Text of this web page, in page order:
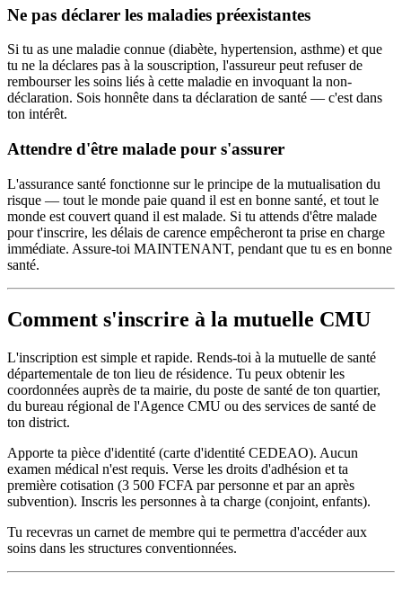
Ne pas déclarer les maladies préexistantes
Si tu as une maladie connue (diabète, hypertension, asthme) et que
tu ne la déclares pas à la souscription, l'assureur peut refuser de
rembourser les soins liés à cette maladie en invoquant la non-
déclaration. Sois honnête dans ta déclaration de santé — c'est dans
ton intérêt.
Attendre d'être malade pour s'assurer
L'assurance santé fonctionne sur le principe de la mutualisation du
risque — tout le monde paie quand il est en bonne santé, et tout le
monde est couvert quand il est malade. Si tu attends d'être malade
pour t'inscrire, les délais de carence empêcheront ta prise en charge
immédiate. Assure-toi MAINTENANT, pendant que tu es en bonne
santé.
Comment s'inscrire à la mutuelle CMU
L'inscription est simple et rapide. Rends-toi à la mutuelle de santé
départementale de ton lieu de résidence. Tu peux obtenir les
coordonnées auprès de ta mairie, du poste de santé de ton quartier,
du bureau régional de l'Agence CMU ou des services de santé de
ton district.
Apporte ta pièce d'identité (carte d'identité CEDEAO). Aucun
examen médical n'est requis. Verse les droits d'adhésion et ta
première cotisation (3 500 FCFA par personne et par an après
subvention). Inscris les personnes à ta charge (conjoint, enfants).
Tu recevras un carnet de membre qui te permettra d'accéder aux
soins dans les structures conventionnées.